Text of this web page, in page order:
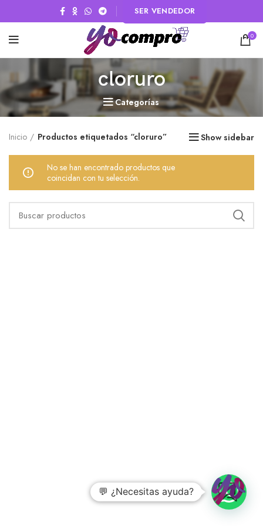
SER VENDEDOR
0
cloruro
Categorías
Inicio Productos etiquetados “cloruro” Show sidebar
No se han encontrado productos que
coincidan con tu selección.
💬 ¿Necesitas ayuda?